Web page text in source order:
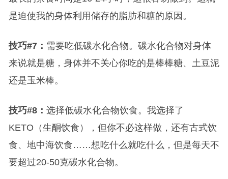
是迫使我的身体利用储存的脂肪和糖的原因。
技巧#7： 需要吃低碳水化合物。碳水化合物对身体
来说就是糖，身体并不关心你吃的是棒棒糖、土豆泥
还是玉米棒。
技巧#8： 选择低碳水化合物饮食。我选择了
KETO（生酮饮食），但你不必这样做，还有古式饮
食、地中海饮食……想吃什么就吃什么，但是每天不
要超过20-50克碳水化合物。